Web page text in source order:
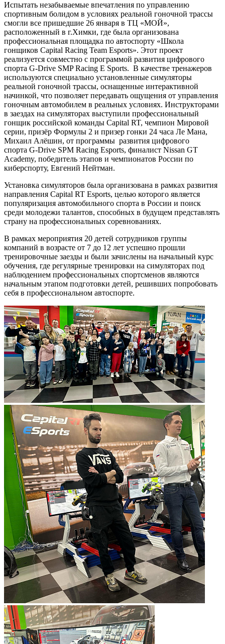
Испытать незабываемые впечатления по управлению
спортивным болидом в условиях реальной гоночной трассы
смогли все пришедшие 26 января в ТЦ «МОЙ»,
расположенный в г.Химки, где была организована
профессиональная площадка по автоспорту «Школа
гонщиков Capital Racing Team Esports». Этот проект
реализуется совместно с программой развития цифрового
спорта G-Drive SMP Racing E Sports. В качестве тренажеров
используются специально установленные симуляторы
реальной гоночной трассы, оснащенные интерактивной
начинкой, что позволяет передавать ощущения от управления
гоночным автомобилем в реальных условиях. Инструкторами
в заездах на симуляторах выступили профессиональный
гонщик российской команды Capital RT, чемпион Мировой
серии, призёр Формулы 2 и призер гонки 24 часа Ле Мана,
Михаил Алёшин, от программы развития цифрового
спорта G-Drive SPM Racing Esports, финалист Nissan GT
Academy, победитель этапов и чемпионатов России по
киберспорту, Евгений Нейтман.
Установка симуляторов была организована в рамках развития
направления Capital RT Esports, целью которого является
популяризация автомобильного спорта в России и поиск
среди молодежи талантов, способных в будущем представлять
страну на профессиональных соревнованиях.
В рамках мероприятия 20 детей сотрудников группы
компаний в возрасте от 7 до 12 лет успешно прошли
тренировочные заезды и были зачислены на начальный курс
обучения, где регулярные тренировки на симуляторах под
наблюдением профессиональных спортсменов являются
начальным этапом подготовки детей, решивших попробовать
себя в профессиональном автоспорте.